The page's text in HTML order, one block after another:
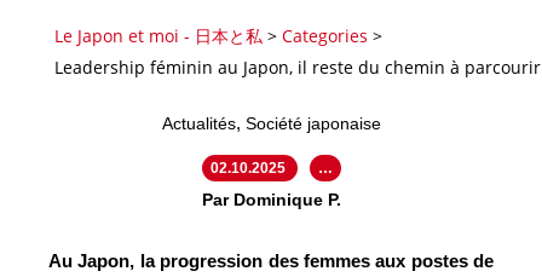
Le Japon et moi - 日本と私 > Categories >
Leadership féminin au Japon, il reste du chemin à
Actualités, Société japonaise
02.10.2025 …
Par Dominique P.
Au Japon, la progression des femmes aux postes de